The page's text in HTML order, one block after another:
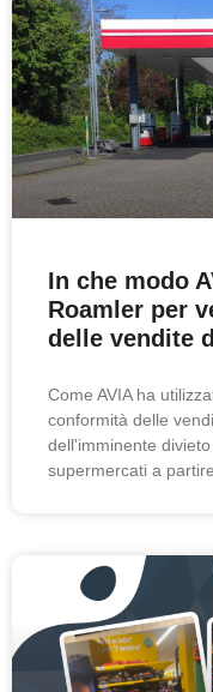
In che modo
Roamler per
delle vendite
Come AVIA ha
conformità delle
dell'imminente
supermercati a